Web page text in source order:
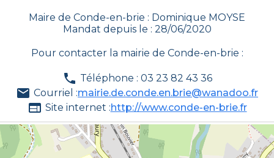
Maire de Conde-en-brie : Dominique MOYSE
Mandat depuis le : 28/06/2020
Pour contacter la mairie de Conde-en-brie :
Téléphone : 03 23 82 43 36
Courriel :mairie.de.conde.en.brie@wanadoo.fr
Site internet :http://www.conde-en-brie.fr